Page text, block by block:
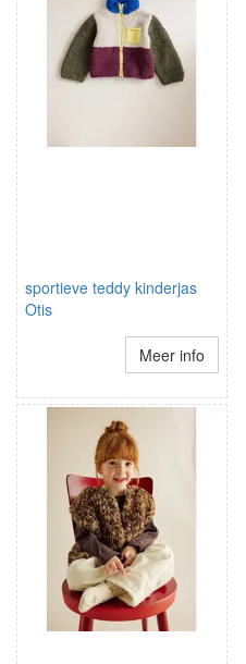
sportieve teddy kinderjas
Otis
Meer info